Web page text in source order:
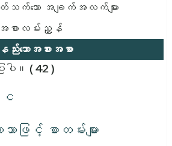
သော အချက်အလက်များ
အစာလမ်းညွှန်
းသောအစားအစာ
ြပါ။ ( 42 )
င
ြင့် စာတမ်းများ